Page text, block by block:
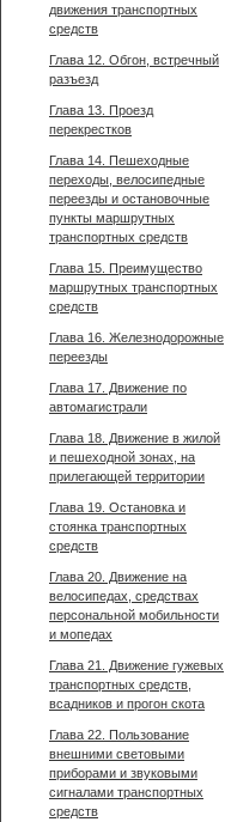
движения транспортных
средств
Глава 12. Обгон, встречный
разъезд
Глава 13. Проезд
перекрестков
Глава 14. Пешеходные
переходы, велосипедные
переезды и остановочные
пункты маршрутных
транспортных средств
Глава 15. Преимущество
маршрутных транспортных
средств
Глава 16. Железнодорожные
переезды
Глава 17. Движение по
автомагистрали
Глава 18. Движение в жилой
и пешеходной зонах, на
прилегающей территории
Глава 19. Остановка и
стоянка транспортных
средств
Глава 20. Движение на
велосипедах, средствах
персональной мобильности
и мопедах
Глава 21. Движение гужевых
транспортных средств,
всадников и прогон скота
Глава 22. Пользование
внешними световыми
приборами и звуковыми
сигналами транспортных
средств